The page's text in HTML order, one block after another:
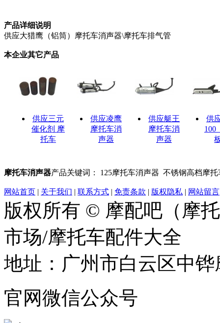
产品详细说明
供应大猎鹰（铝筒）摩托车消声器\摩托车排气管
本企业其它产品
供应三元
催化剂 摩
托车
供应凌鹰
摩托车消
声器
供应艇王
摩托车消
声器
供
100
摩托车消声器产品关键词： 125摩托车消声器 不锈钢高档摩
网站首页 | 关于我们 | 联系方式 | 免责条款 | 版权隐私 | 网站留言
版权所有 © 摩配吧（摩
市场/摩托车配件大全
地址：广州市白云区中
官网微信公众号